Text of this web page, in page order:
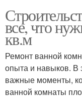
все, что
кв.м
Ремонт ванной
опыта и навыков. В
важные моменты,
ванной комнаты